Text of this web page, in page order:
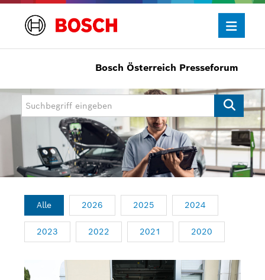
Presseinformationen
Allgemein/Wirtschaft
Bosch Innovationspreis
eBike Systems
Mobility
Mobility Aftermarket
Power Tools
Bosch Home Comfort
Bosch Österreich Presseforum
Alle 2026 2025 2024
2023 2022 2021 2020